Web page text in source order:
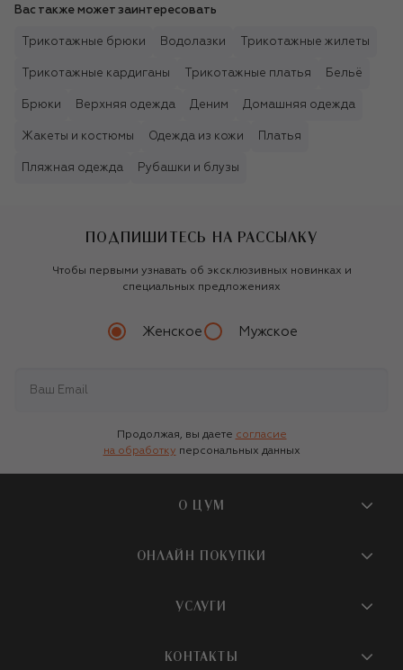
Вас также может заинтересовать
Трикотажные брюки Водолазки Трикотажные жилеты
Трикотажные кардиганы Трикотажные платья Бельё
Брюки Верхняя одежда Деним Домашняя одежда
Жакеты и костюмы Одежда из кожи Платья
Пляжная одежда Рубашки и блузы
ПОДПИШИТЕСЬ НА РАССЫЛКУ
Чтобы первыми узнавать об эксклюзивных новинках и
специальных предложениях
Женское Мужское
Продолжая, вы даете согласие
на обработку персональных данных
О ЦУМ
О магазине
Бутики и ПВЗ ЦУМ
ОНЛАЙН ПОКУПКИ
Доставка
УСЛУГИ
КОНТАКТЫ